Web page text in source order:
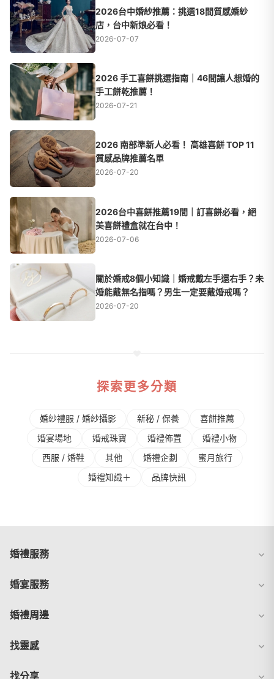
2026台中婚紗推薦：挑選18間質感婚紗
店，台中新娘必看！
2026-07-07
2026 手工喜餅挑選指南｜46間讓人想婚的
手工餅乾推薦！
2026-07-21
2026 南部準新人必看！ 高雄喜餅 TOP 11
質感品牌推薦名單
2026-07-20
2026台中喜餅推薦19間｜訂喜餅必看，絕
美喜餅禮盒就在台中！
2026-07-06
關於婚戒8個小知識｜婚戒戴左手還右手？未
婚能戴無名指嗎？男生一定要戴婚戒嗎？
2026-07-20
探索更多分類
婚紗禮服 / 婚紗攝影 新秘 / 保養
喜餅推薦
婚宴場地
婚戒珠寶 婚禮佈置
婚禮⼩物
⻄服 / 婚鞋
其他 婚禮企劃
蜜⽉旅⾏
婚禮知識＋
品牌快訊
婚禮服務
婚宴服務
婚禮周邊
找靈感
找分享